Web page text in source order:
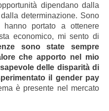
dipendano dalla
determinazione. Sono
portato a ottenere
economico, mi sento di
sono state sempre
che apporto nel mio
delle disparità di
il gender pay
è presente nel mercato